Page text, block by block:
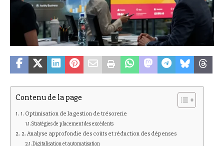
Contenu de la page
1. Optimisation de la gestion de trésorerie
Stratégies de placement des excédents
2. Analyse approfondie des coûts et réduction des dépenses
Digitalisation et automatisation